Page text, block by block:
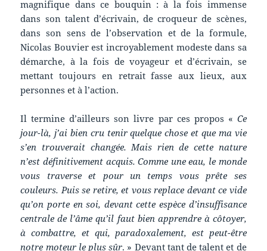
magnifique dans ce bouquin : à la fois immense
dans son talent d’écrivain, de croqueur de scènes,
dans son sens de l’observation et de la formule,
Nicolas Bouvier est incroyablement modeste dans sa
démarche, à la fois de voyageur et d’écrivain, se
mettant toujours en retrait fasse aux lieux, aux
personnes et à l’action.
Il termine d’ailleurs son livre par ces propos « Ce
jour-là, j’ai bien cru tenir quelque chose et que ma vie
s’en trouverait changée. Mais rien de cette nature
n’est définitivement acquis. Comme une eau, le monde
vous traverse et pour un temps vous prête ses
couleurs. Puis se retire, et vous replace devant ce vide
qu’on porte en soi, devant cette espèce d’insuffisance
centrale de l’âme qu’il faut bien apprendre à côtoyer,
à combattre, et qui, paradoxalement, est peut-être
notre moteur le plus sûr. » Devant tant de talent et de